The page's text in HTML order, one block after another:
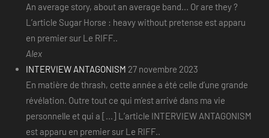
An average story, about an average band... Or are they ?
L’article Sugar Horse : heavy without pretense est apparu
en premier sur Le RIFF..
Alex
INTERVIEW ANTAGONISM 27 novembre 2023
En matière de thrash, cette année a été celle d’une grande
révélation. Outre tout ce qui m’est arrivé dans ma vie
personnelle et qui a [...] L’article INTERVIEW ANTAGONISM
est apparu en premier sur Le RIFF..